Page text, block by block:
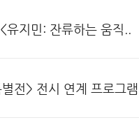
지민: 잔류하는 움직..
전> 전시 연계 프로그램..